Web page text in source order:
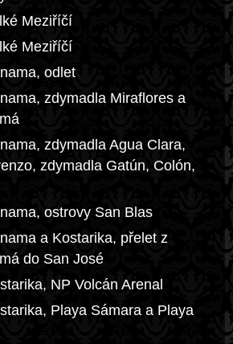
Meziříčí
Meziříčí
odlet
zdymadla Miraflores a
zdymadla Agua Clara,
zdymadla Gatún, Colón,
ostrovy San Blas
a Kostarika, přelet z
do San José
NP Volcán Arenal
Playa Sámara a Playa